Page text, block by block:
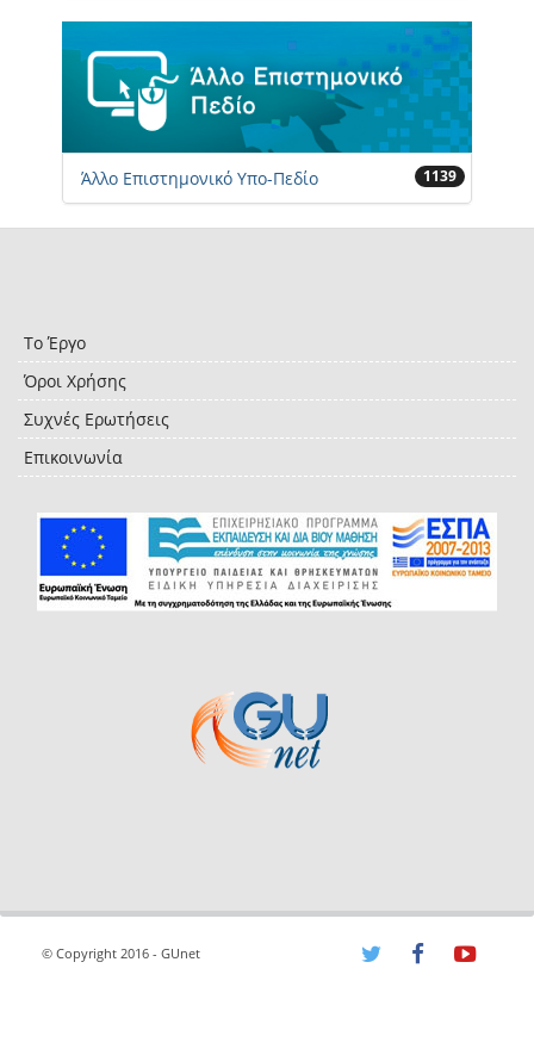
Άλλο Επιστημονικό Υπο-Πεδίο 1139
Το Έργο
Όροι Χρήσης
Συχνές Ερωτήσεις
Επικοινωνία
© Copyright 2016 - GUnet